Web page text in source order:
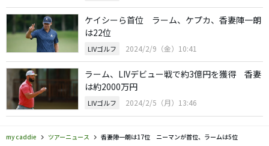
ケイシーら首位 ラーム、ケプカ、香妻陣一朗
は22位
LIVゴルフ 2024/2/9（金）10:41
ラーム、LIVデビュー戦で約3億円を獲得 香妻
は約2000万円
LIVゴルフ 2024/2/5（月）13:46
my caddie ツアーニュース 香妻陣一朗は17位 ニーマンが首位、ラームは5位